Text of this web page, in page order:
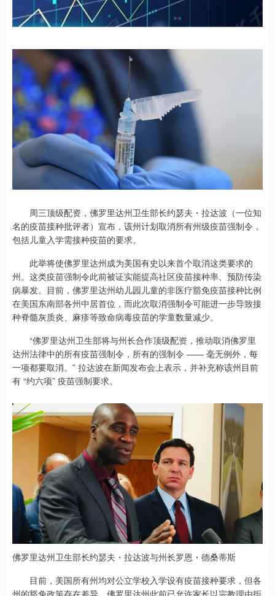
周三顶级配资，佛罗里达州卫生部长约瑟夫・拉达波（一位知
名的疫苗接种批评者）宣布，该州计划取消所有州级疫苗强制令，
包括儿童入学需接种疫苗的要求。
此举将使佛罗里达州成为美国有史以来首个取消这类要求的
州。这类疫苗强制令此前被证实能提高社区疫苗接种率、预防传染
病暴发。目前，佛罗里达州幼儿园儿童的非医疗豁免疫苗接种比例
在美国东南部各州中居首位，而此次取消强制令可能进一步导致接
种脊髓灰质炎、麻疹等致命病毒疫苗的学童数量减少。
“佛罗里达州卫生部将与州长合作顶级配资，推动取消佛罗里
达州法律中的所有疫苗强制令，所有的强制令 —— 毫无例外，每
一项都要取消。” 拉达波在新闻发布会上表示，并补充称该州目前
有 “约六项” 疫苗强制要求。
佛罗里达州卫生部长约瑟夫・拉达波与州长罗恩・德桑蒂斯
目前，美国所有州均对公立学校入学设有疫苗接种要求，但各